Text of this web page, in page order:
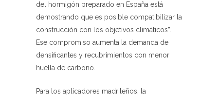
del hormigón preparado en España está
demostrando que es posible compatibilizar la
construcción con los objetivos climáticos”.
Ese compromiso aumenta la demanda de
densificantes y recubrimientos con menor
huella de carbono.
Para los aplicadores madrileños, la